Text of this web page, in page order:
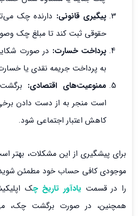
پیگیری قانونی: دارنده چک
حقوقی ثبت کند تا مبلغ چک
پرداخت خسارت: در صورت
به پرداخت جریمه نقدی یا
ممنوعیت‌های اقتصادی:
است منجر به از دست دادن
کاهش اعتبار اجتماعی شود.
برای پیشگیری از این مشکلات، بهتر
موجودی کافی حساب خود مطمئن
را در قسمت یادآور تاریخ چ
همچنین، در صورت برگشت چک،